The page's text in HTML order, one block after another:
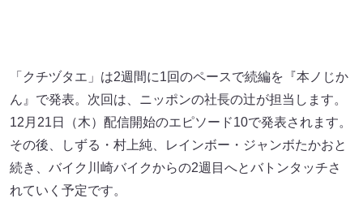
「クチヅタエ」は2週間に1回のペースで続編を『本ノじか
ん』で発表。次回は、ニッポンの社長の辻が担当します。
12月21日（木）配信開始のエピソード10で発表されます。
その後、しずる・村上純、レインボー・ジャンボたかおと
続き、バイク川崎バイクからの2週目へとバトンタッチさ
れていく予定です。